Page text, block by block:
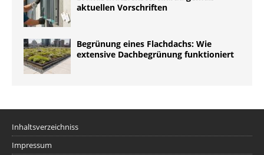
aktuellen Vorschriften
Begrünung eines Flachdachs: Wie
extensive Dachbegrünung funktioniert
Inhaltsverzeichniss
Impressum